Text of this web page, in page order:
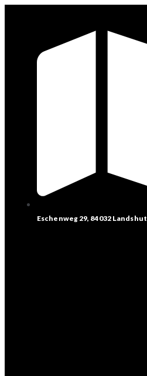
Eschenweg 29, 84032 Landshut